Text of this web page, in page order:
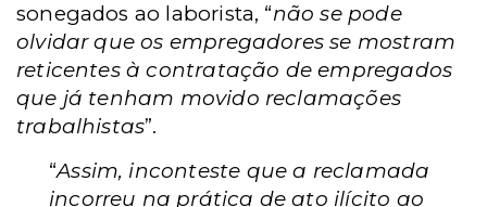
sonegados ao laborista, “não se pode
olvidar que os empregadores se mostram
reticentes à contratação de empregados
que já tenham movido reclamações
trabalhistas”.
“Assim, inconteste que a reclamada
incorreu na prática de ato ilícito ao